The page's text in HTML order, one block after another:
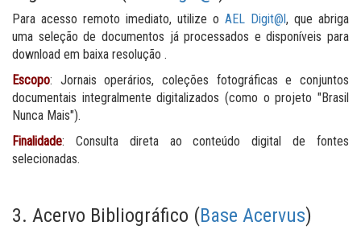
Para acesso remoto imediato, utilize o AEL Digit@l, que abriga
uma seleção de documentos já processados e disponíveis para
download em baixa resolução .
Escopo: Jornais operários, coleções fotográficas e conjuntos
documentais integralmente digitalizados (como o projeto "Brasil
Nunca Mais").
Finalidade: Consulta direta ao conteúdo digital de fontes
selecionadas.
3. Acervo Bibliográfico (Base Acervus)